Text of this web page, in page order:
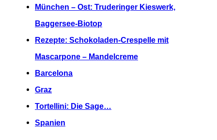
München – Ost: Truderinger Kieswerk,
Baggersee-Biotop
Rezepte: Schokoladen-Crespelle mit
Mascarpone – Mandelcreme
Barcelona
Graz
Tortellini: Die Sage…
Spanien